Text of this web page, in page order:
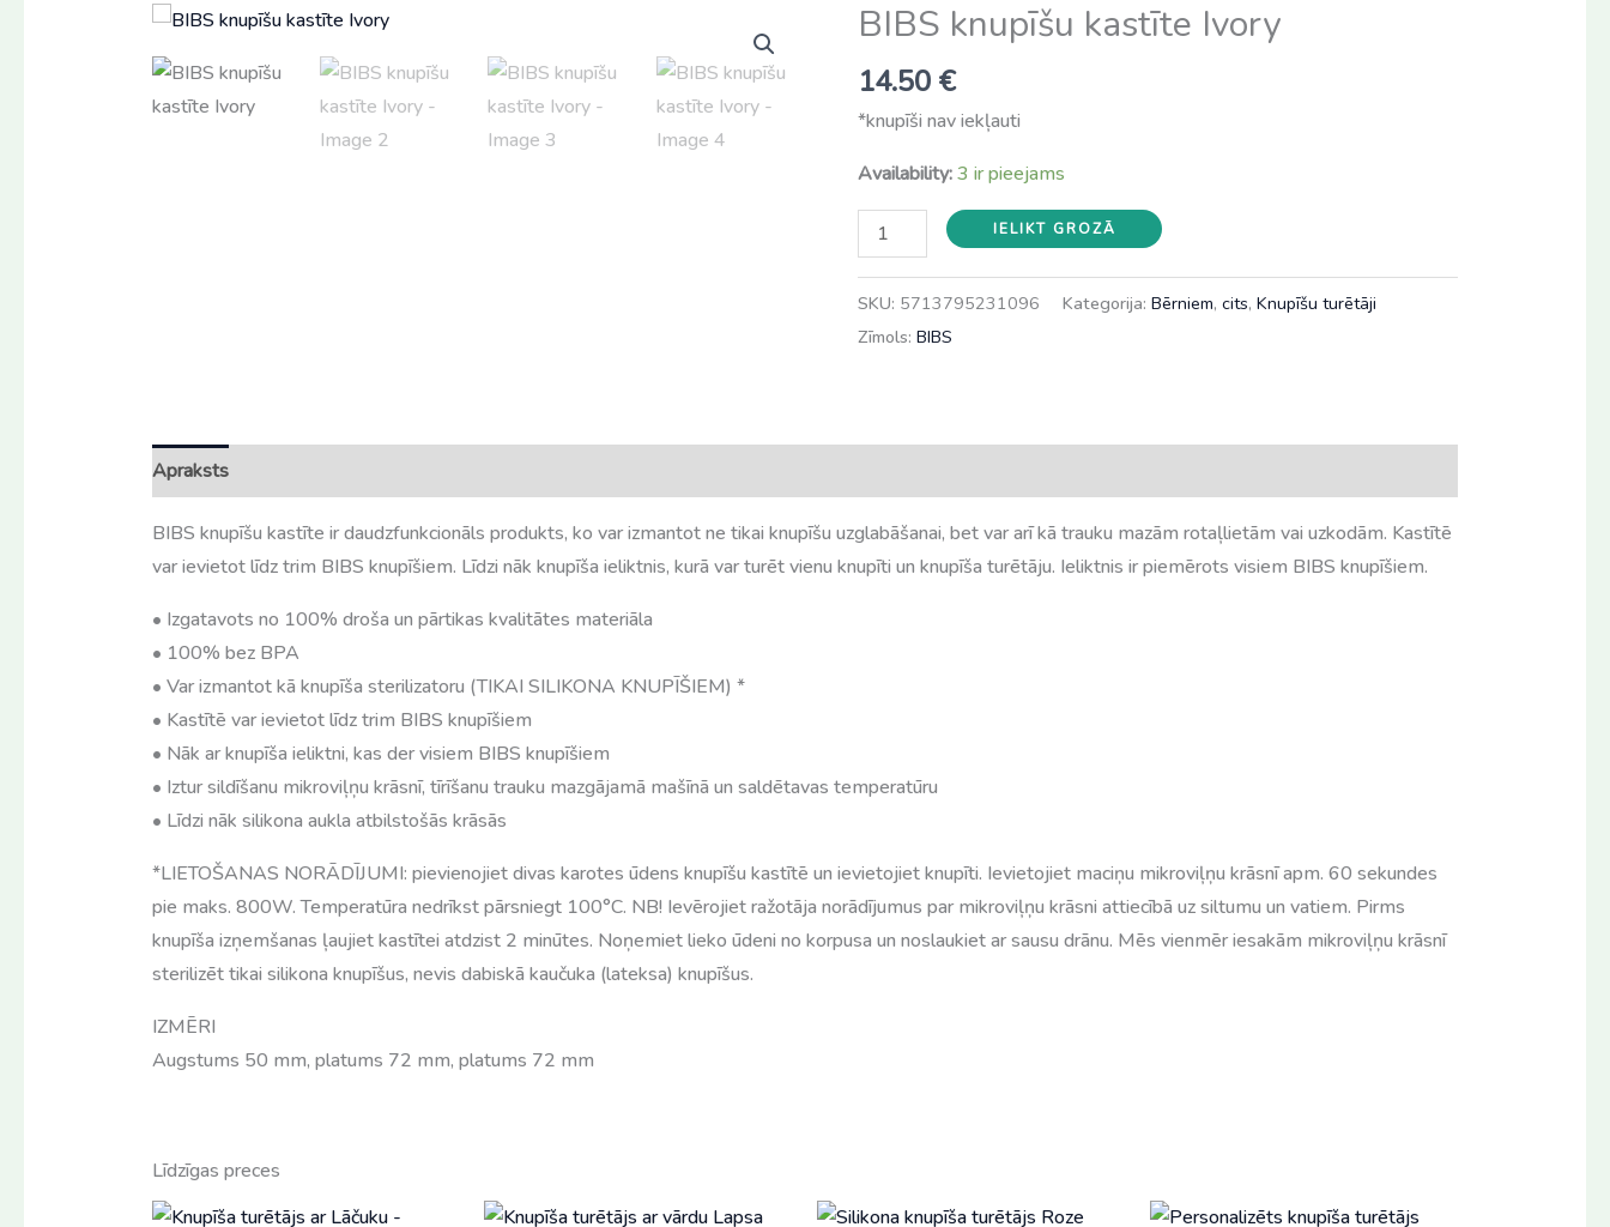
BIBS knupīšu kastīte Ivory
14.50 €
*knupīši nav iekļauti
Availability:3 ir pieejams
BIBS
knupīšu
kastīte
Ivory
IELIKT GROZĀ
SKU: 5713795231096 Kategorija: Bērniem, cits, Knupīšu turētāji
Zīmols: BIBS
Apraksts
BIBS knupīšu kastīte ir daudzfunkcionāls produkts, ko var izmantot ne tikai knupīšu uzglabāšanai, bet var arī kā trauku mazām rotaļlietām vai uzkodām. Kastītē
var ievietot līdz trim BIBS knupīšiem. Līdzi nāk knupīša ieliktnis, kurā var turēt vienu knupīti un knupīša turētāju. Ieliktnis ir piemērots visiem BIBS knupīšiem.
• Izgatavots no 100% droša un pārtikas kvalitātes materiāla
• 100% bez BPA
• Var izmantot kā knupīša sterilizatoru (TIKAI SILIKONA KNUPĪŠIEM) *
• Kastītē var ievietot līdz trim BIBS knupīšiem
• Nāk ar knupīša ieliktni, kas der visiem BIBS knupīšiem
• Iztur sildīšanu mikroviļņu krāsnī, tīrīšanu trauku mazgājamā mašīnā un saldētavas temperatūru
• Līdzi nāk silikona aukla atbilstošās krāsās
*LIETOŠANAS NORĀDĪJUMI: pievienojiet divas karotes ūdens knupīšu kastītē un ievietojiet knupīti. Ievietojiet maciņu mikroviļņu krāsnī apm. 60 sekundes
pie maks. 800W. Temperatūra nedrīkst pārsniegt 100°C. NB! Ievērojiet ražotāja norādījumus par mikroviļņu krāsni attiecībā uz siltumu un vatiem. Pirms
knupīša izņemšanas ļaujiet kastītei atdzist 2 minūtes. Noņemiet lieko ūdeni no korpusa un noslaukiet ar sausu drānu. Mēs vienmēr iesakām mikroviļņu krāsnī
sterilizēt tikai silikona knupīšus, nevis dabiskā kaučuka (lateksa) knupīšus.
IZMĒRI
Augstums 50 mm, platums 72 mm, platums 72 mm
Līdzīgas preces